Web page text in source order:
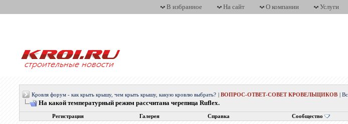
В избранное На сайт О компании Услуги
Кровля форум - как крыть крышу, чем крыть крышу, какую кровлю выбрать? |ВОПРОС-ОТВЕТ-СОВЕТ КРОВЕЛЬЩИКОВ |
На какой температурный режим рассчитана черепица Ruflex.
Регистрация Галерея Справка Сообщество